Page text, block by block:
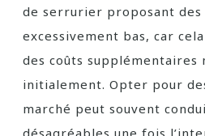
de serrurier proposant
excessivement bas, car
des coûts supplémentaires
initialement. Opter pour
marché peut souvent
désagréables une fois